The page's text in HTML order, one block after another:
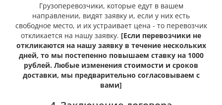
Грузоперевозчики, которые едут в вашем
направлении, видят заявку и, если у них есть
свободное место, и их устраивает цена - то перевозчик
откликается на нашу заявку. [Если перевозчики не
откликаются на нашу заявку в течение нескольких
дней, то мы постепенно повышаем ставку на 1000
рублей. Любые изменения стоимости и сроков
доставки, мы предварительно согласовываем с
вами]